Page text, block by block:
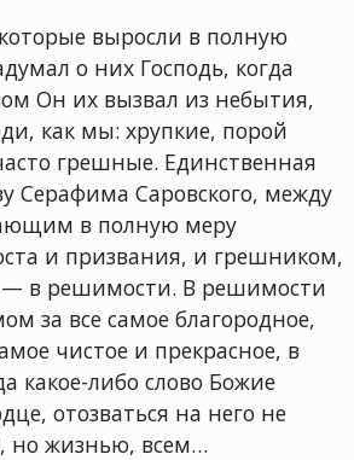
выросли в полную
о них Господь, когда
Он их вызвал из небытия,
как мы: хрупкие, порой
грешные. Единственная
Серафима Саровского, между
в полную меру
и призвания, и грешником,
— в решимости. В решимости
за все самое благородное,
чистое и прекрасное, в
какое-либо слово Божие
отозваться на него не
но жизнью, всем…